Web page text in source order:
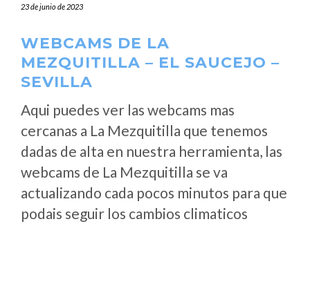
23 de junio de 2023
WEBCAMS DE LA
MEZQUITILLA – EL SAUCEJO –
SEVILLA
Aqui puedes ver las webcams mas
cercanas a La Mezquitilla que tenemos
dadas de alta en nuestra herramienta, las
webcams de La Mezquitilla se va
actualizando cada pocos minutos para que
podais seguir los cambios climaticos